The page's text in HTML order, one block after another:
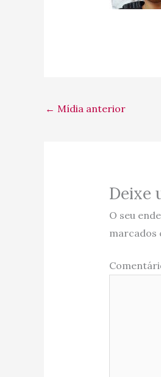
← Mídia anterior
Deixe
O seu
marcados